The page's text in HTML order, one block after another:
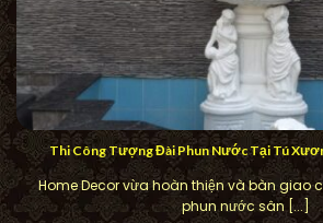
Thi Công Tượng Đài Phun Nước Tại Tú
Home Decor vừa hoàn thiện và bàn giao
phun nước sân [...]